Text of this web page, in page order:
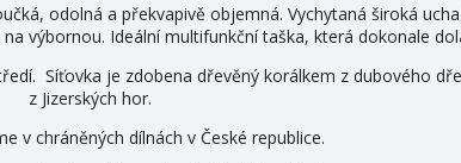
odolná a překvapivě objemná. Vychytaná široká
výbornou. Ideální multifunkční taška, která dokonale
Síťovka je zdobena dřevěný korálkem z dubového
z Jizerských hor.
v chráněných dílnách v České republice.